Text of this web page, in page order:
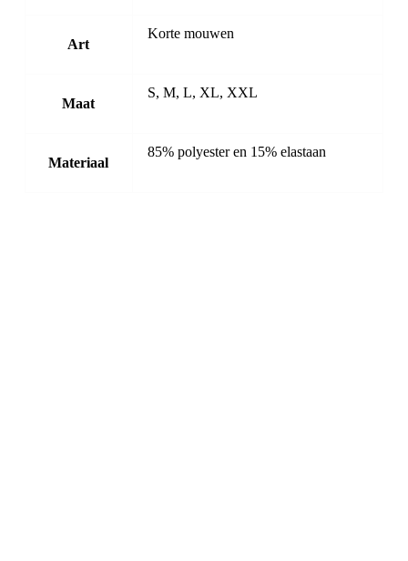
Art
Korte mouwen
Maat
S, M, L, XL, XXL
Materiaal
85% polyester en 15% elastaan